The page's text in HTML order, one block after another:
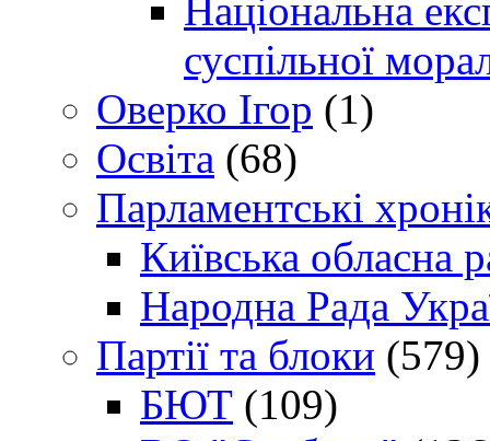
Національна
суспільної
Оверко Ігор (1)
Освіта (68)
Парламентські
Київська обласна
Народна Рада
Партії та блоки (579)
БЮТ (109)